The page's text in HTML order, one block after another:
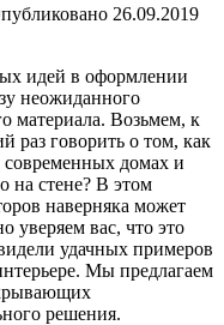
26.09.2019
идей в оформлении
неожиданного
материала. Возьмем, к
раз говорить о том, как
современных домах и
на стене? В этом
наверняка может
уверяем вас, что это
удачных примеров
Мы предлагаем
решения.